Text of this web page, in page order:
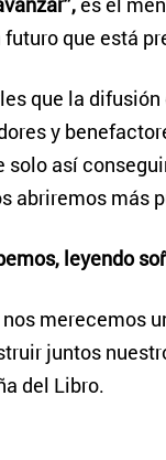
que está
que la
y
solo así
abriremos más
leyendo
merecemos
juntos
del Libro.